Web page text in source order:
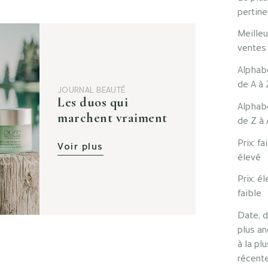
ventes
de A à
de Z à
Prix:
élevé
Prix:
faible
Date,
plus
à la
JOURNAL BEAUTÉ
Les duos qui
marchent vraiment
Voir plus